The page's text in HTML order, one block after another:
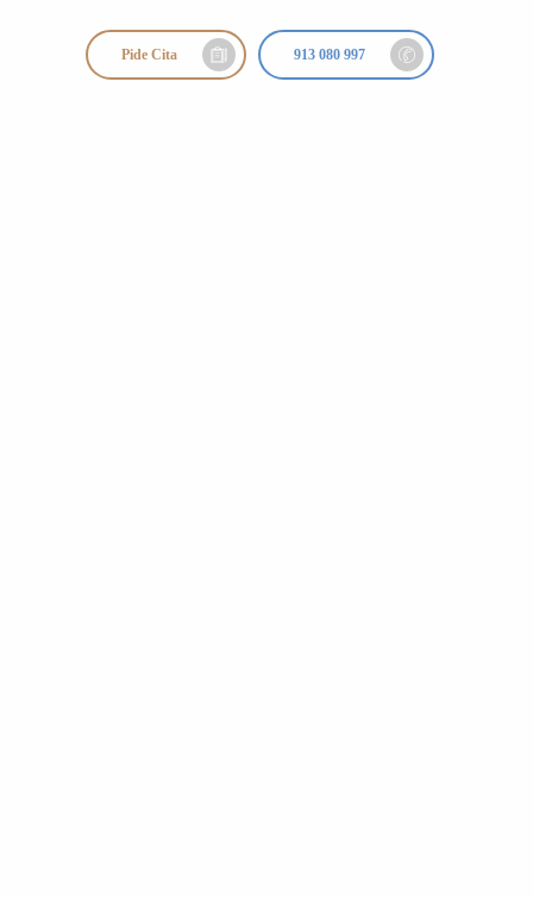
Pide Cita 913 080 997